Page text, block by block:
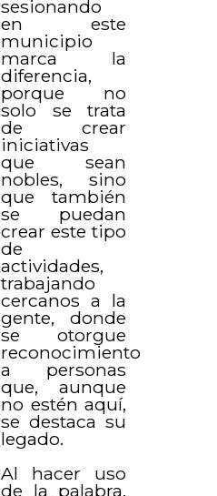
sesionando
en este
municipio
marca la
diferencia,
porque no
solo se trata
de crear
iniciativas
que sean
nobles, sino
que también
se puedan
crear este tipo
de
actividades,
trabajando
cercanos a la
gente, donde
se otorgue
reconocimiento
a personas
que, aunque
no estén aquí,
se destaca su
legado.
Al hacer uso
de la palabra,